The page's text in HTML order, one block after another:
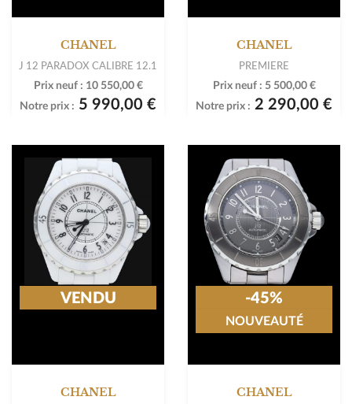
CHANEL
J 12 PARADOX CALIBRE 12.1
Prix neuf : 10 550,00 €
Notre prix : 5 990,00 €
CHANEL
PREMIERE
Prix neuf : 5 500,00 €
Notre prix : 2 290,00 €
CHANEL
VENDU
CHANEL
-45%
NOUVEAUTÉ